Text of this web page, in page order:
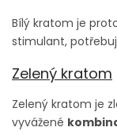
Bílý kratom je
stimulant,
Zelený kratom
Zelený kratom je
vyvážené